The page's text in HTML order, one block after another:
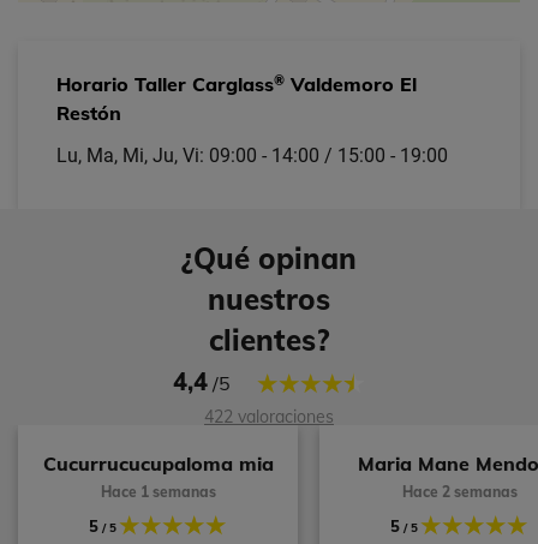
Horario Taller Carglass® Valdemoro El
Restón
Lu, Ma, Mi, Ju, Vi: 09:00 - 14:00 / 15:00 - 19:00
¿Qué opinan
nuestros
clientes?
4,4/5
422 valoraciones
Cucurrucucupaloma mia
Hace 1 semanas
5/ 5
Maria Mane
Hace 2 semanas
5/ 5